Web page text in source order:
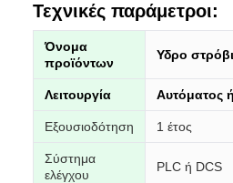
Τεχνικές παράμετροι:
Όνομα
προϊόντων
Υδρο
Λειτουργία Αυτόματος
Εξουσιοδότηση 1 έτος
Σύστημα
ελέγχου
PLC ή DCS